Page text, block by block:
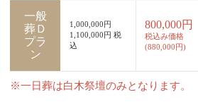
一般
葬Ｄ
プラ
ン
1,000,000円
1,100,000円 税
込
800,000円
税込み価格
(880,000円)
※一日葬は白木祭壇のみとなります。